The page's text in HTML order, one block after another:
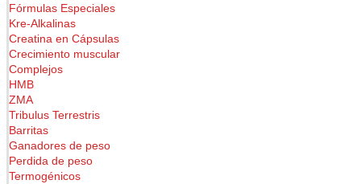
Fórmulas Especiales
Kre-Alkalinas
Creatina en Cápsulas
Crecimiento muscular
Complejos
HMB
ZMA
Tribulus Terrestris
Barritas
Ganadores de peso
Perdida de peso
Termogénicos